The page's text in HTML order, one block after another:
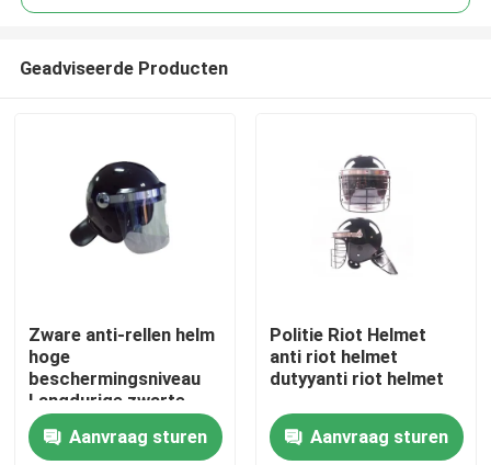
Thuis
Geadviseerde Producten
Zware anti-rellen helm
hoge
beschermingsniveau
Langdurige zwarte
kleur
Aanvraag sturen
Politie Riot Helmet
anti riot helmet
dutyyanti riot helmet
Aanvraag sturen